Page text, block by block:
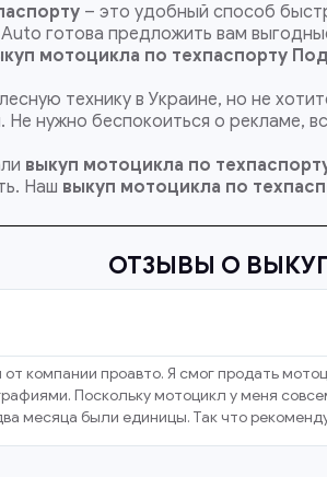
– это удобный способ
готова предложить вам
мотоцикла по техпаспорту
технику в Украине, но не
нужно беспокоиться о рекламе,
выкуп мотоцикла по
Наш выкуп мотоцикла по
ОТЗЫВЫ О
компании проавто. Я смог продать
Поскольку мотоцикл у меня
месяца были единицы. Так что